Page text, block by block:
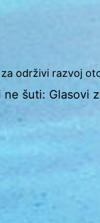
održivi razvoj
ne šuti: Glasovi